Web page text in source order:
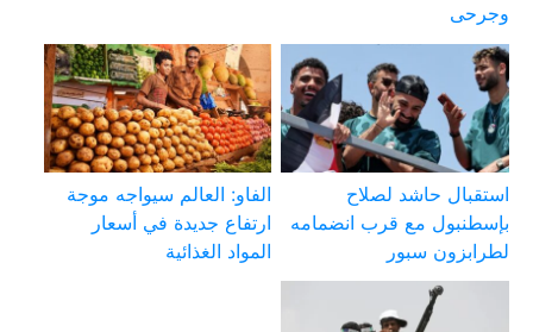
وجرحى
استقبال حاشد لصلاح
بإسطنبول مع قرب انضمامه
لطرابزون سبور
الفاو: العالم سيواجه موجة
ارتفاع جديدة في أسعار
المواد الغذائية